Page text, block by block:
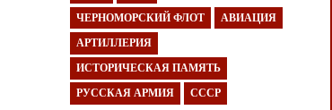
ЧЕРНОМОРСКИЙ ФЛОТ АВИАЦИЯ
АРТИЛЛЕРИЯ
ИСТОРИЧЕСКАЯ ПАМЯТЬ
РУССКАЯ АРМИЯ СССР